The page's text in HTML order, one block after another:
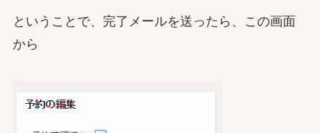
ということで、完了メールを送ったら、この画面
から